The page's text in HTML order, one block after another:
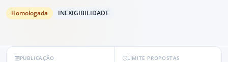
Homologada INEXIGIBILIDADE
PUBLICAÇÃO LIMITE PROPOSTAS